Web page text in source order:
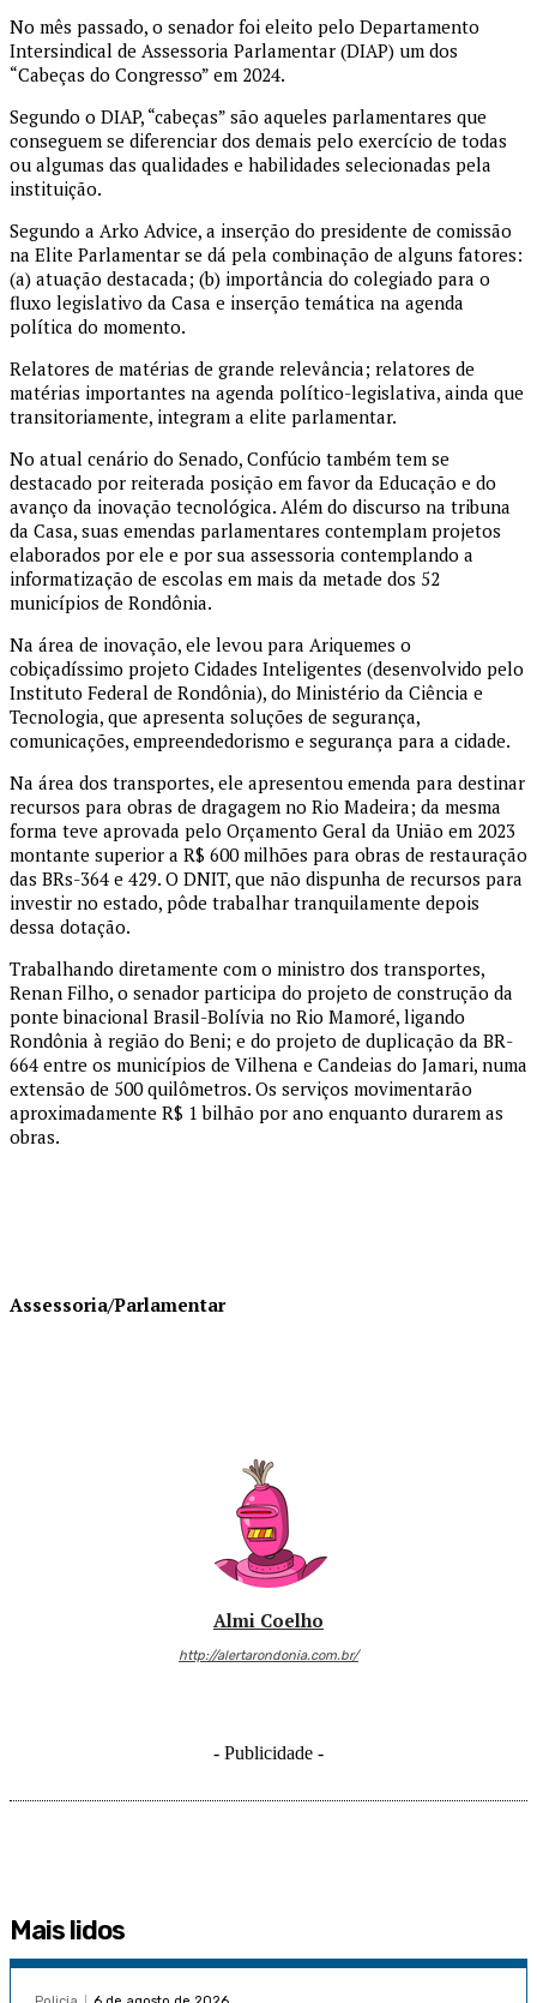
No mês passado, o senador foi eleito pelo Departamento
Intersindical de Assessoria Parlamentar (DIAP) um dos
“Cabeças do Congresso” em 2024.
Segundo o DIAP, “cabeças” são aqueles parlamentares que
conseguem se diferenciar dos demais pelo exercício de todas
ou algumas das qualidades e habilidades selecionadas pela
instituição.
Segundo a Arko Advice, a inserção do presidente de comissão
na Elite Parlamentar se dá pela combinação de alguns fatores:
(a) atuação destacada; (b) importância do colegiado para o
fluxo legislativo da Casa e inserção temática na agenda
política do momento.
Relatores de matérias de grande relevância; relatores de
matérias importantes na agenda político-legislativa, ainda que
transitoriamente, integram a elite parlamentar.
No atual cenário do Senado, Confúcio também tem se
destacado por reiterada posição em favor da Educação e do
avanço da inovação tecnológica. Além do discurso na tribuna
da Casa, suas emendas parlamentares contemplam projetos
elaborados por ele e por sua assessoria contemplando a
informatização de escolas em mais da metade dos 52
municípios de Rondônia.
Na área de inovação, ele levou para Ariquemes o
cobiçadíssimo projeto Cidades Inteligentes (desenvolvido pelo
Instituto Federal de Rondônia), do Ministério da Ciência e
Tecnologia, que apresenta soluções de segurança,
comunicações, empreendedorismo e segurança para a cidade.
Na área dos transportes, ele apresentou emenda para destinar
recursos para obras de dragagem no Rio Madeira; da mesma
forma teve aprovada pelo Orçamento Geral da União em 2023
montante superior a R$ 600 milhões para obras de restauração
das BRs-364 e 429. O DNIT, que não dispunha de recursos para
investir no estado, pôde trabalhar tranquilamente depois
dessa dotação.
Trabalhando diretamente com o ministro dos transportes,
Renan Filho, o senador participa do projeto de construção da
ponte binacional Brasil-Bolívia no Rio Mamoré, ligando
Rondônia à região do Beni; e do projeto de duplicação da BR-
664 entre os municípios de Vilhena e Candeias do Jamari, numa
extensão de 500 quilômetros. Os serviços movimentarão
aproximadamente R$ 1 bilhão por ano enquanto durarem as
obras.
Assessoria/Parlamentar
Almi Coelho
http://alertarondonia.com.br/
- Publicidade -
Mais lidos